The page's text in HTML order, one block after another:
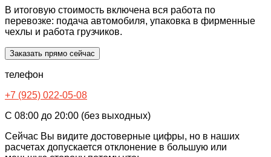
В итоговую стоимость включена вся работа по
перевозке: подача автомобиля, упаковка в фирменные
чехлы и работа грузчиков.
Заказать прямо сейчас
телефон
+7 (925) 022-05-08
С 08:00 до 20:00 (без выходных)
Сейчас Вы видите достоверные цифры, но в наших
расчетах допускается отклонение в большую или